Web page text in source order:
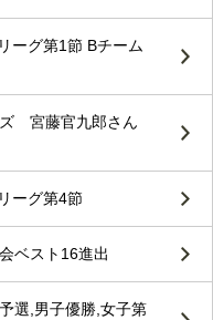
ーグ第1節 Bチーム
ズ 宮藤官九郎さん
ーグ第4節
ベスト16進出
選,男子優勝,女子第